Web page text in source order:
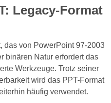
Legacy-Format
das von PowerPoint 97-2003
binären Natur erfordert das
Werkzeuge. Trotz seiner
wird das PPT-Format
häufig verwendet.